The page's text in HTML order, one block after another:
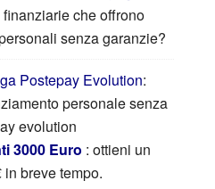
che offrono
senza garanzie?
Postepay Evolution:
personale senza
evolution
3000 Euro : ottieni un
breve tempo.